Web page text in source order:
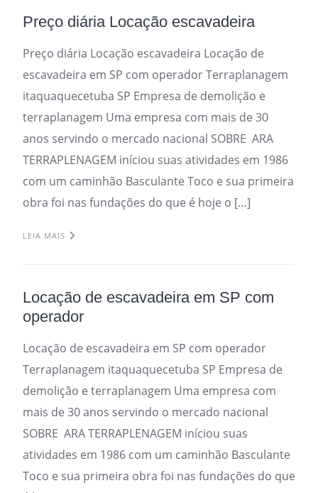
Preço diária Locação escavadeira
Preço diária Locação escavadeira Locação de
escavadeira em SP com operador Terraplanagem
itaquaquecetuba SP Empresa de demolição e
terraplanagem Uma empresa com mais de 30
anos servindo o mercado nacional SOBRE ARA
TERRAPLENAGEM iníciou suas atividades em 1986
com um caminhão Basculante Toco e sua primeira
obra foi nas fundações do que é hoje o […]
LEIA MAIS
Locação de escavadeira em SP com
operador
Locação de escavadeira em SP com operador
Terraplanagem itaquaquecetuba SP Empresa de
demolição e terraplanagem Uma empresa com
mais de 30 anos servindo o mercado nacional
SOBRE ARA TERRAPLENAGEM iníciou suas
atividades em 1986 com um caminhão Basculante
Toco e sua primeira obra foi nas fundações do que